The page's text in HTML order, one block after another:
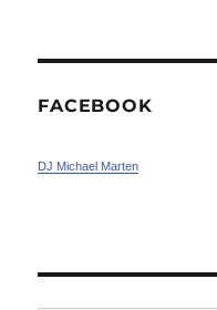
FACEBOOK
DJ Michael Marten